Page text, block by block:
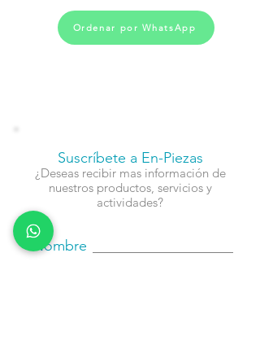
Ordenar por WhatsApp
Nombre
Suscríbete a En-Piezas
¿Deseas recibir mas información de
nuestros productos, servicios y
actividades?